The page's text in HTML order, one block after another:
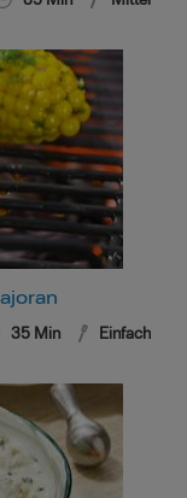
35 Min Einfach